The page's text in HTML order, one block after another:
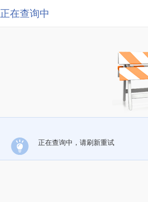
正在查询中
正在查询中，请刷新重试